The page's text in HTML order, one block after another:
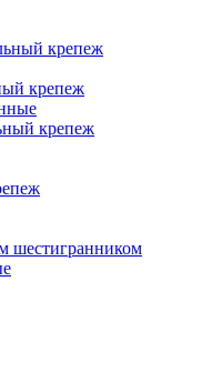
крепеж
крепеж
крепеж
шестигранником